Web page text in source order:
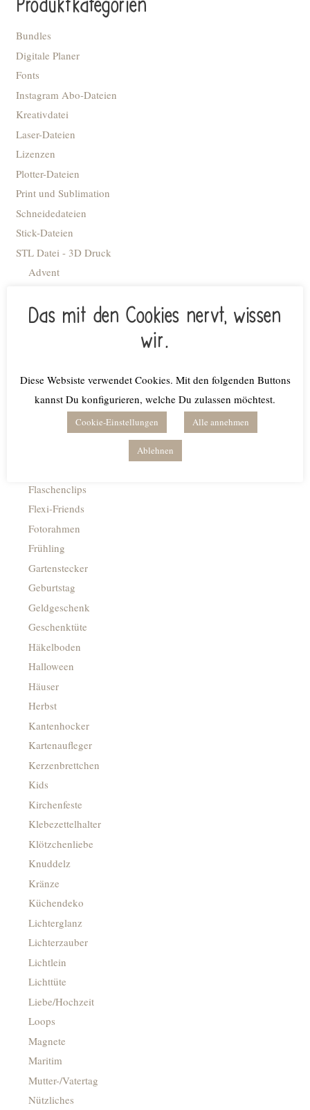
Produktkategorien
Bundles
Digitale Planer
Fonts
Instagram Abo-Dateien
Kreativdatei
Laser-Dateien
Lizenzen
Plotter-Dateien
Print und Sublimation
Schneidedateien
Stick-Dateien
STL Datei - 3D Druck
Advent
Blumiges
Deko-Tellerchen
Dekobrettchen
Flaschenclips
Flexi-Friends
Fotorahmen
Frühling
Gartenstecker
Geburtstag
Geldgeschenk
Geschenktüte
Häkelboden
Halloween
Häuser
Herbst
Kantenhocker
Kartenaufleger
Kerzenbrettchen
Kids
Kirchenfeste
Klebezettelhalter
Klötzchenliebe
Knuddelz
Kränze
Küchendeko
Lichterglanz
Lichterzauber
Lichtlein
Lichttüte
Liebe/Hochzeit
Loops
Magnete
Maritim
Mutter-/Vatertag
Nützliches
Das mit den Cookies nervt, wissen
wir.
Diese Websiste verwendet Cookies. Mit den folgenden Buttons
kannst Du konfigurieren, welche Du zulassen möchtest.
Cookie-Einstellungen Alle annehmen
Ablehnen